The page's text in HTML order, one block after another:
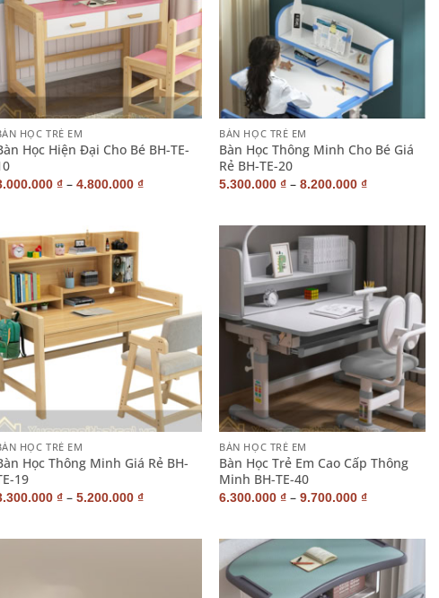
+
HỌC TRẺ EM
Học Hiện Đại Cho Bé BH-TE-
₫– 4.800.000 ₫
+
BÀN HỌC TRẺ EM
Bàn Học Thông Minh Cho Bé Giá
Rẻ BH-TE-20
5.300.000₫ –8.200.000₫
HỌC TRẺ EM
Học Thông Minh Giá Rẻ BH-
19
₫– 5.200.000 ₫
BÀN HỌC TRẺ EM
Bàn Học Trẻ Em Cao Cấp Thông
Minh BH-TE-40
6.300.000₫ –9.700.000₫